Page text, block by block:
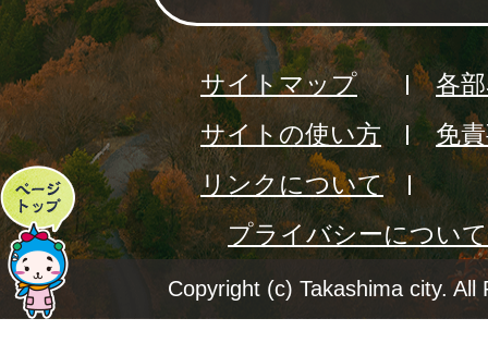
ペ
ー
ジ
サイトマップ
各
サイトの使い方
免
リンクについて
プライバシーについて
Copyright (c) Takashima city. All